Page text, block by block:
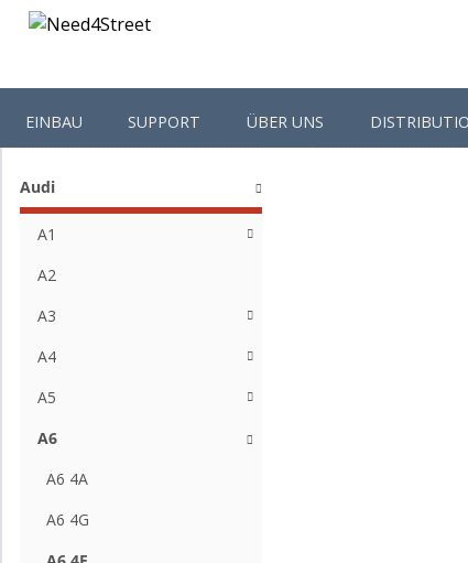
EINBAU SUPPORT ÜBER UNSStartseite Audi
Shop-Kategorien
Audi
A1
A2
A3
A4
A5
A6
A6 4A
A6 4G